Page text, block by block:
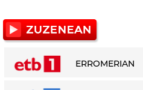
ERROMERIAN